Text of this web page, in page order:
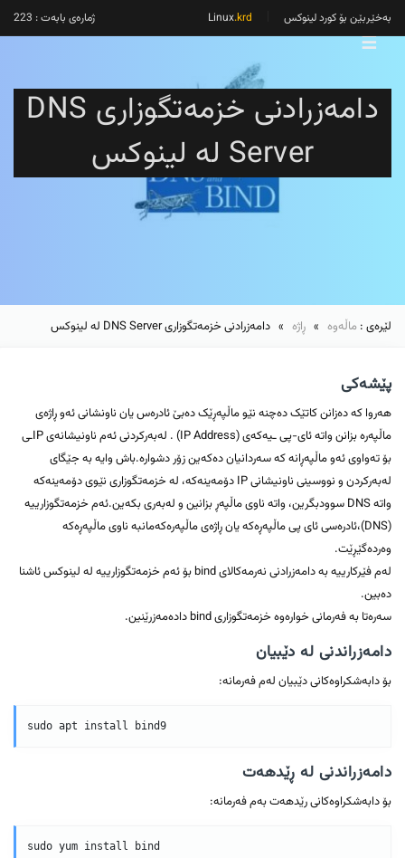
بەخێربێن بۆ کورد لینوکس .krd ژمارەی بابەت : 223
☰
دامەزرادنی خزمەتگوزاری DNS
Server لە لینوکس
لێرەی : ماڵەوە » ڕاژە » دامەزرادنی خزمەتگوزاری DNS Server لە لینوکس
پێشەکی
هەروا کە دەزانن کاتێک دەچنە نێو ماڵپەڕێک دەبێ ئادرەس یان ناونشانی ئەو ڕاژەی
ماڵپەرە بزانن واتە ئای-پی ـیەکەی (IP Address) . لەبەرکردنی ئەم ناونیشانەی IPـی
بۆ تەواوی ئەو ماڵپەڕانە کە سەردانیان دەکەین زۆر دشوارە.باش وایە بە جێگای
لەبەرکردن و نووسینی ناونیشانی IP دۆمەینەکە، لە خزمەتگوزاری نێوی دۆمەینەکە
واتە DNS سوودبگرین، واتە ناوی ماڵپەڕ بزانین و لەبەری بکەین.ئەم خزمەتگوزارییە
(DNS)،ئادرەسی ئای پی ماڵپەڕەکە یان ڕاژەی ماڵپەرەکەمانبە ناوی ماڵپەڕەکە
وەردەگێڕێت.
لەم فێرکارییە بە دامەزرادنی نەرمەکالای bind بۆ ئەم خزمەتگوزارییە لە لینوکس ئاشنا
دەبین.
سەرەتا بە فەرمانی خوارەوە خزمەتگوزاری bind دادەمەزرێنین.
دامەزراندنی لە دێبیان
بۆ دابەشکراوەکانی دێبیان لەم فەرمانە:
دامەزراندنی لە ڕێدهەت
بۆ دابەشکراوەکانی رێدهەت بەم فەرمانە: